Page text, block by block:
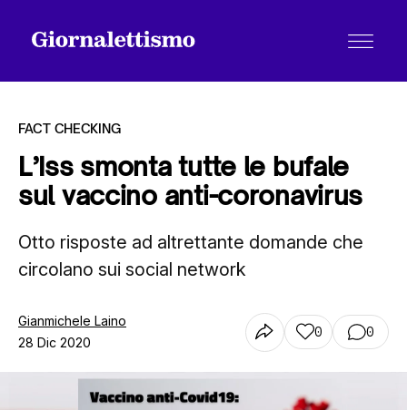
Tutti gli articoli
Chi siamo
Contatti
FACT CHECKING
L’Iss smonta tutte le bufale
sul vaccino anti-coronavirus
Otto risposte ad altrettante domande che
circolano sui social network
Gianmichele Laino
28 Dic 2020
0 0